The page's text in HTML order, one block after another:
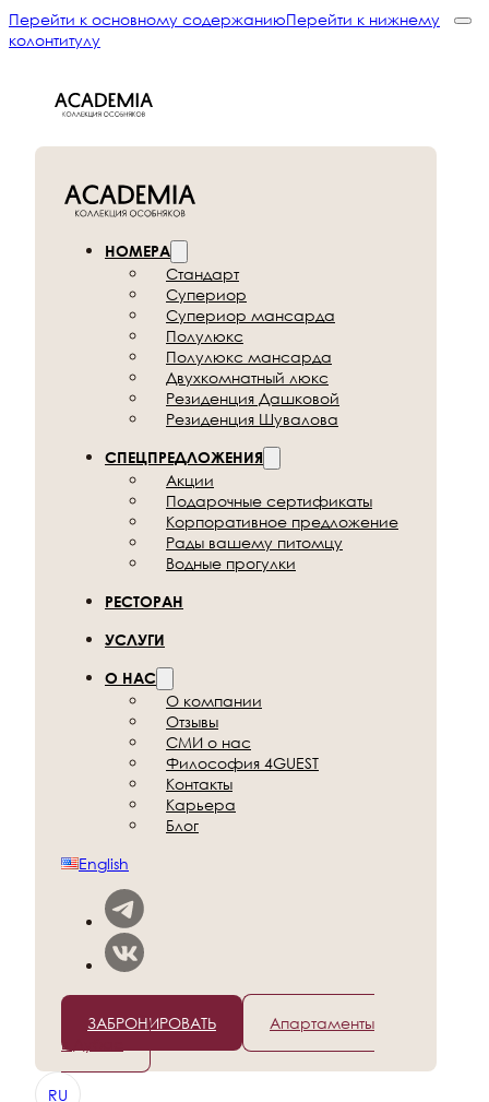
Перейти к основному содержаниюПерейти к нижнему
колонтитулу
НОМЕРА
Стандарт
Супериор
Супериор мансарда
Полулюкс
Полулюкс мансарда
Двухкомнатный люкс
Резиденция Дашковой
Резиденция Шувалова
СПЕЦПРЕДЛОЖЕНИЯ
Акции
Подарочные сертификаты
Корпоративное предложение
Рады вашему питомцу
Водные прогулки
РЕСТОРАН
УСЛУГИ
О НАС
О компании
Отзывы
СМИ о нас
Философия 4GUEST
Контакты
Карьера
Блог
English
+7 (812) 565-96-50
ЗАБРОНИРОВАТЬ
Апартаменты
в Дубае
RU